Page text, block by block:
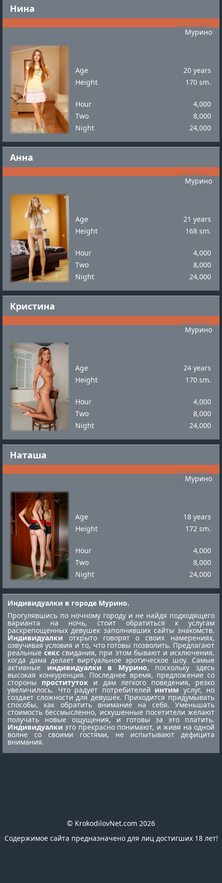
Нина
Мурино
Age
20 years
Height
170 sm.
Hour
4,000
Two
8,000
Night
24,000
Анна
Мурино
Age
21 years
Height
168 sm.
Hour
4,000
Two
8,000
Night
24,000
Кристина
Мурино
Age
24 years
Height
170 sm.
Hour
4,000
Two
8,000
Night
24,000
Наташа
Мурино
Age
18 years
Height
172 sm.
Hour
4,000
Two
8,000
Night
24,000
Индивидуалки в городе Мурино.
Прогулявшись по ночному городу и не найдя подходящего
варианта на ночь, стоит обратиться к услугам
раскрепощенных девушек заполнивших сайты знакомств.
Индивидуалки открыто говорят о своих намерениях,
озвучивая условия и то, что готовы позволить. Предлагают
реальныесекс свидания, при этом бывают и исключения,
когда дама делает виртуальное эротическое шоу. Самые
активные индивидуалки в Мурино, поскольку здесь
высокая конкуренция. Последнее время, предложение со
стороны проституток и дам легкого поведения, резко
увеличилось. Что радует потребителей интим услуг, но
создает сложности для девушек. Приходится придумывать
способы, как обратить внимание на себя. Уменьшать
стоимость бессмысленно, искушенные посетители желают
получать новые ощущения, и готовы за это платить.
Индивидуалки это прекрасно понимают, и живя на одной
волне со своими гостями, не испытывают дефицита
внимания.
© KrokodilovNet.com 2026
Содержимое сайта предназначено для лиц достигших 18 лет!